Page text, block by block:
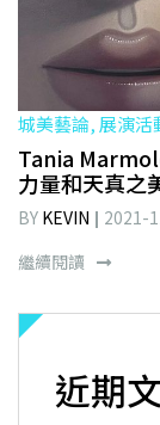
城美藝論, 展演活
Tania
力量和天真之
BY KEVIN
2021-
繼續閱讀
近期